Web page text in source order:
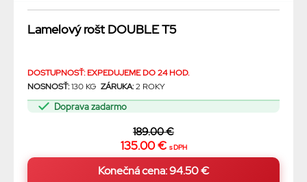
Lamelový rošt DOUBLE T5
DOSTUPNOSŤ: EXPEDUJEME DO 24 HOD.
NOSNOSŤ:130 KG ZÁRUKA:2 ROKY
Doprava zadarmo
189.00 €
135.00 € s DPH